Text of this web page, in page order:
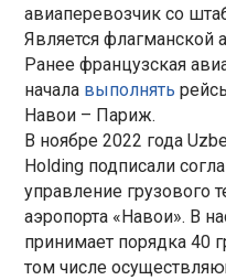
авиаперевозчик со
Является флагманской
Ранее французская
начала выполнять
Навои – Париж.
В ноябре 2022 года
Holding подписали
управление грузового
аэропорта «Навои». В
принимает порядка 40
том числе